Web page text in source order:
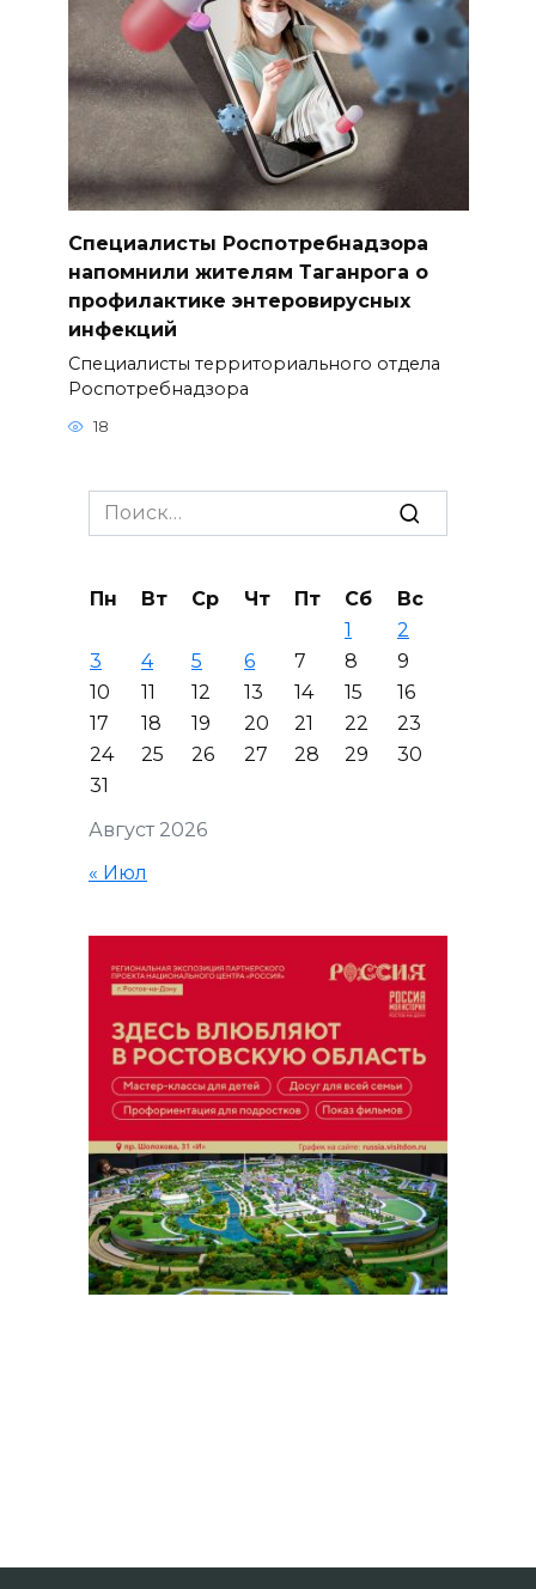
Специалисты Роспотребнадзора
напомнили жителям Таганрога о
профилактике энтеровирусных
инфекций
Специалисты территориального отдела
Роспотребнадзора
18
Search
for:
Август 2026
Пн Вт Ср Чт Пт Сб
Вс
1
2
3
4 5 6 7 8
9
10
11 12 13 14 15
16
17
18 19 20 21 22
23
24
25 26 27 28 29
30
31
« Июл